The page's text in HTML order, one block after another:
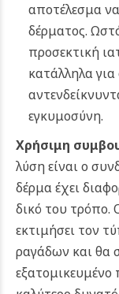
αποτέλεσμα
δέρματος.
προσεκτική
κατάλληλα για
εγκυμοσύνη.
Χρήσιμη
λύση είναι ο
δέρμα έχει
δικό του τρόπο.
εκτιμήσει τον
ραγάδων και θα
εξατομικευμένο